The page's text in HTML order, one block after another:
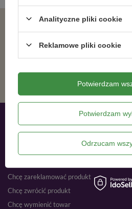
Zgadzam się na otrzymywanie wiadomości marketingowych na podany
ZAPISZ SIĘ
Moje zamówienia
Chcę zareklamować produkt
Chcę zwrócić produkt
Chcę wymienić towar
Analityczne pliki cookie
Reklamowe pliki cookie
Potwierdzam
Odrzucam
Potwierdzam